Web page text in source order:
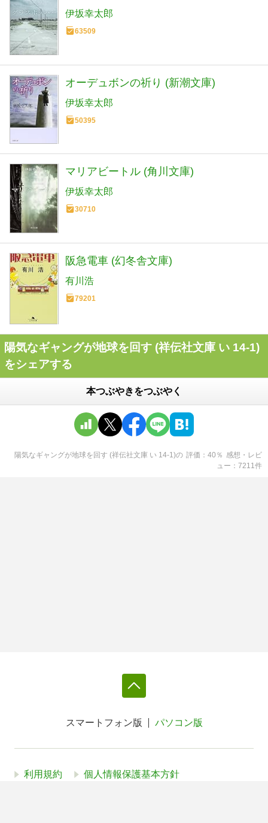
伊坂幸太郎
63509
オーデュボンの祈り (新潮文庫)
伊坂幸太郎
50395
マリアビートル (角川文庫)
伊坂幸太郎
30710
阪急電車 (幻冬舎文庫)
有川浩
79201
陽気なギャングが地球を回す (祥伝社文庫 い 14-1)
をシェアする
本つぶやきをつぶやく
陽気なギャングが地球を回す (祥伝社文庫 い 14-1)の 評価 40 ％ 感想・レビ
ュー
7211件
スマートフォン版 パソコン版
利用規約 個人情報保護基本方針